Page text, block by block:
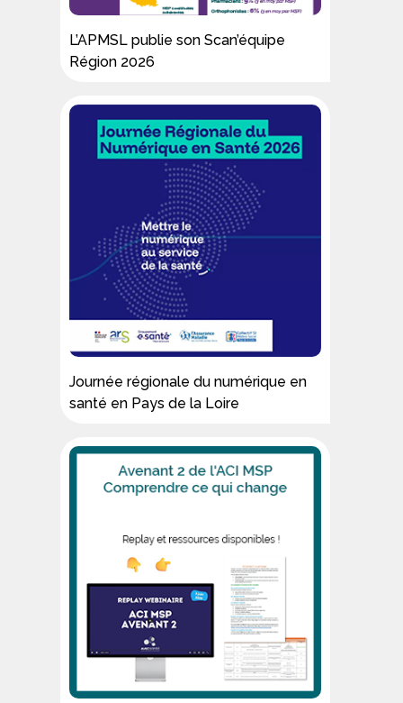
L’APMSL publie son Scan’équipe
Région 2026
Journée régionale du numérique en
santé en Pays de la Loire